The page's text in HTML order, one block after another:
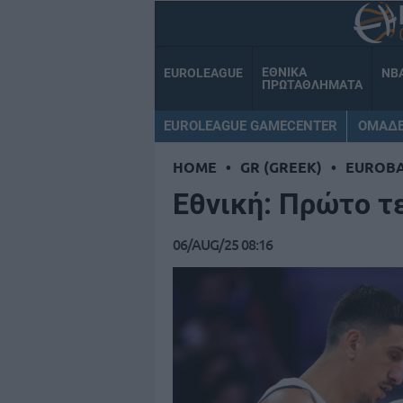
EUROLEAGUE
ΕΘΝΙΚΑ
ΠΡΩΤΑΘΛΗΜΑΤΑ
EUROLEAGUE GAMECENTER
HOME • GR (GREEK) •
Εθνική: Πρώτο
06/AUG/25 08:16